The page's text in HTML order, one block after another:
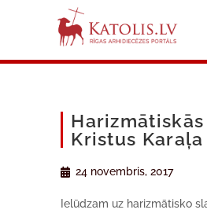
Kristus
24 novembris, 2017
Ielūdzam uz harizmātisko